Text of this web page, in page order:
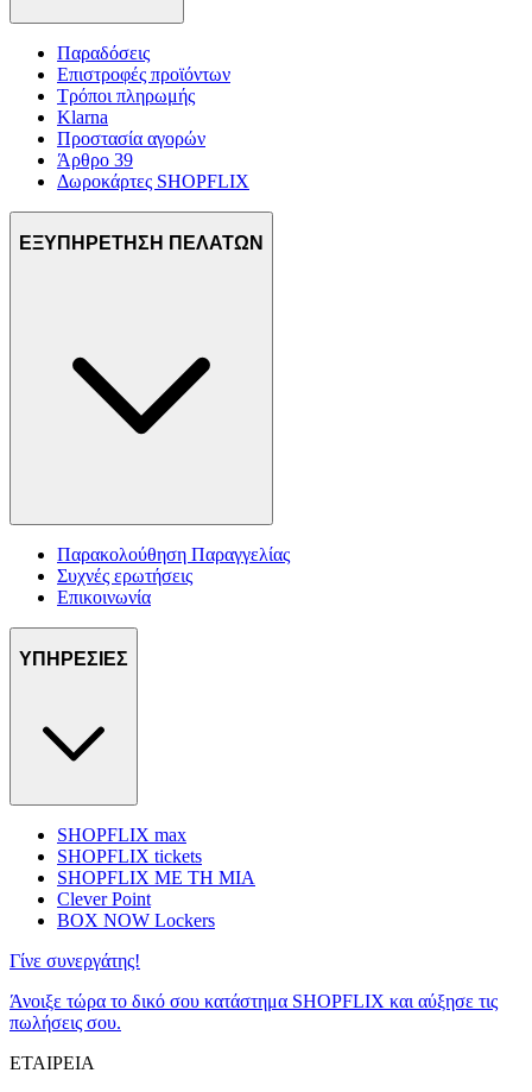
Παραδόσεις
Επιστροφές προϊόντων
Τρόποι πληρωμής
Klarna
Προστασία αγορών
Άρθρο 39
Δωροκάρτες SHOPFLIX
ΕΞΥΠΗΡΕΤΗΣΗ ΠΕΛΑΤΩΝ
Παρακολούθηση Παραγγελίας
Συχνές ερωτήσεις
Επικοινωνία
ΥΠΗΡΕΣΙΕΣ
SHOPFLIX max
SHOPFLIX tickets
SHOPFLIX ΜΕ ΤΗ ΜΙΑ
Clever Point
BOX NOW Lockers
Γίνε συνεργάτης!
Άνοιξε τώρα το δικό σου κατάστημα SHOPFLIX και αύξησε τις
πωλήσεις σου.
ΕΤΑΙΡΕΙΑ